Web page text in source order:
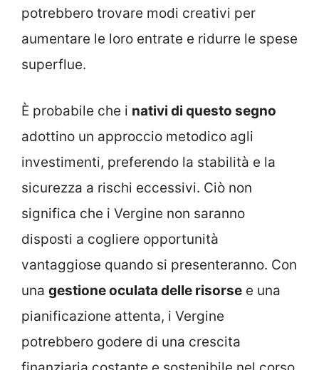
potrebbero trovare modi creativi per
aumentare le loro entrate e ridurre le spese
superflue.
È probabile che i nativi di questo segno
adottino un approccio metodico agli
investimenti, preferendo la stabilità e la
sicurezza a rischi eccessivi. Ciò non
significa che i Vergine non saranno
disposti a cogliere opportunità
vantaggiose quando si presenteranno. Con
una gestione oculata delle risorse e una
pianificazione attenta, i Vergine
potrebbero godere di una crescita